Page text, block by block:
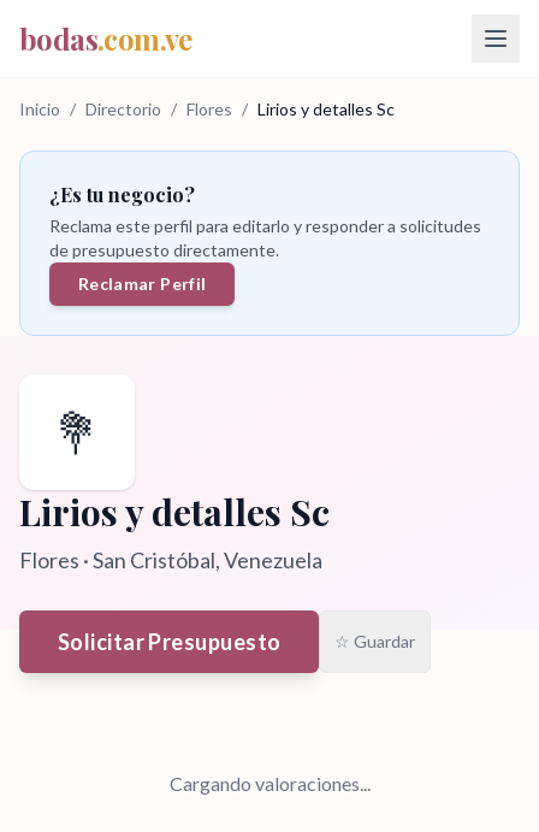
bodas.com.ve
Inicio / Directorio / Flores / Lirios y detalles Sc
¿Es tu negocio?
Reclama este perfil para editarlo y responder a solicitudes
de presupuesto directamente.
Reclamar Perfil
💐
Lirios y detalles Sc
Flores ·San Cristóbal, Venezuela
Solicitar Presupuesto ☆ Guardar
Cargando valoraciones...